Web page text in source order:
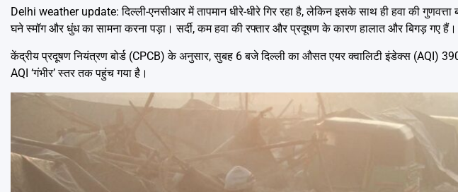
Delhi weather update: दिल्ली-एनसीआर में तापमान धीरे-धीरे गिर रहा है, लेकिन इसके साथ ही हवा की
घने स्मॉग और धुंध का सामना करना पड़ा। सर्दी, कम हवा की रफ्तार और प्रदूषण के कारण हालात और बिगड़ गए हैं।
केंद्रीय प्रदूषण नियंत्रण बोर्ड (CPCB) के अनुसार, सुबह 6 बजे दिल्ली का औसत एयर क्वालिटी इंडेक्स (AQI)
AQI ‘गंभीर’ स्तर तक पहुंच गया है।